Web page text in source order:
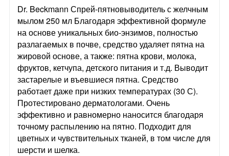
Dr. Beckmann Спрей-пятновыводитель с желчным
мылом 250 мл Благодаря эффективной формуле
на основе уникальных био-энзимов, полностью
разлагаемых в почве, средство удаляет пятна на
жировой основе, а также: пятна крови, молока,
фруктов, кетчупа, детского питания и т.д. Выводит
застарелые и въевшиеся пятна. Средство
работает даже при низких температурах (30 С).
Протестировано дерматологами. Очень
эффективно и равномерно наносится благодаря
точному распылению на пятно. Подходит для
цветных и чувствительных тканей, в том числе для
шерсти и шелка.